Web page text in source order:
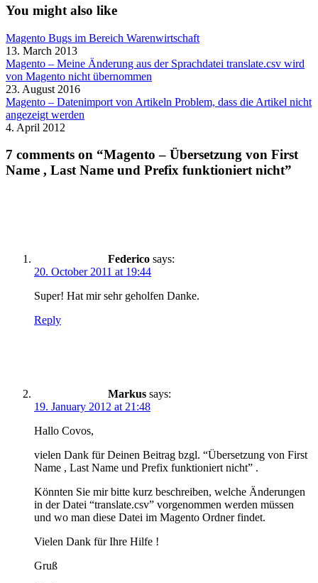
You might also like
Magento Bugs im Bereich Warenwirtschaft
13. March 2013
Magento – Meine Änderung aus der Sprachdatei translate.csv wird
von Magento nicht übernommen
23. August 2016
Magento – Datenimport von Artikeln Problem, dass die Artikel nicht
angezeigt werden
4. April 2012
7 comments on “Magento – Übersetzung von First
Name , Last Name und Prefix funktioniert nicht”
Federico says:
20. October 2011 at 19:44
Super! Hat mir sehr geholfen Danke.
Reply
Markus says:
19. January 2012 at 21:48
Hallo Covos,
vielen Dank für Deinen Beitrag bzgl. “Übersetzung von First
Name , Last Name und Prefix funktioniert nicht” .
Könnten Sie mir bitte kurz beschreiben, welche Änderungen
in der Datei “translate.csv” vorgenommen werden müssen
und wo man diese Datei im Magento Ordner findet.
Vielen Dank für Ihre Hilfe !
Gruß